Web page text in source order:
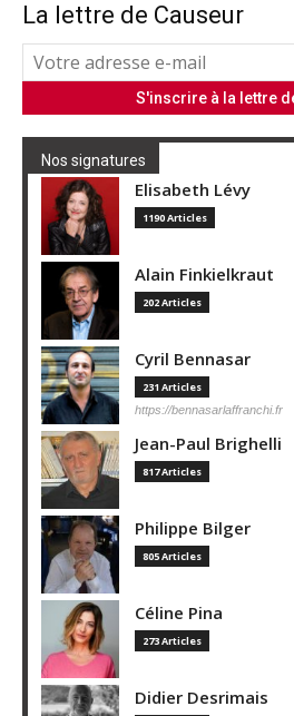
La lettre de Causeur
Nos signatures
Elisabeth Lévy
1190 Articles
Alain Finkielkraut
202 Articles
Cyril Bennasar
231 Articles
https://bennasarlaffranchi.fr
Jean-Paul Brighelli
817 Articles
Philippe Bilger
805 Articles
Céline Pina
273 Articles
Didier Desrimais